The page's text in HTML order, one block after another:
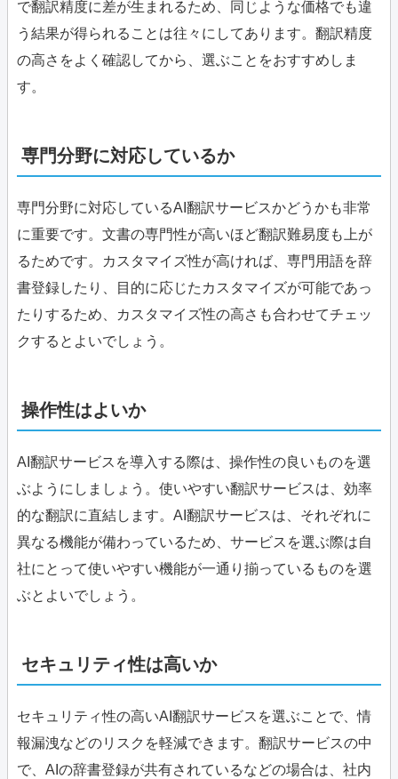
で翻訳精度に差が生まれるため、同じような価格でも違
う結果が得られることは往々にしてあります。翻訳精度
の高さをよく確認してから、選ぶことをおすすめしま
す。
専門分野に対応しているか
専門分野に対応しているAI翻訳サービスかどうかも非常
に重要です。文書の専門性が高いほど翻訳難易度も上が
るためです。カスタマイズ性が高ければ、専門用語を辞
書登録したり、目的に応じたカスタマイズが可能であっ
たりするため、カスタマイズ性の高さも合わせてチェッ
クするとよいでしょう。
操作性はよいか
AI翻訳サービスを導入する際は、操作性の良いものを選
ぶようにしましょう。使いやすい翻訳サービスは、効率
的な翻訳に直結します。AI翻訳サービスは、それぞれに
異なる機能が備わっているため、サービスを選ぶ際は自
社にとって使いやすい機能が一通り揃っているものを選
ぶとよいでしょう。
セキュリティ性は高いか
セキュリティ性の高いAI翻訳サービスを選ぶことで、情
報漏洩などのリスクを軽減できます。翻訳サービスの中
で、AIの辞書登録が共有されているなどの場合は、社内